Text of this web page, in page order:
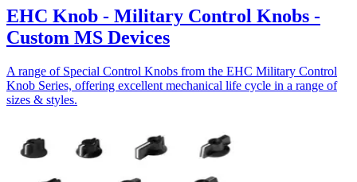
EHC Knob - Military Control Knobs -
Custom MS Devices
A range of Special Control Knobs from the EHC Military Control
Knob Series, offering excellent mechanical life cycle in a range of
sizes & styles.